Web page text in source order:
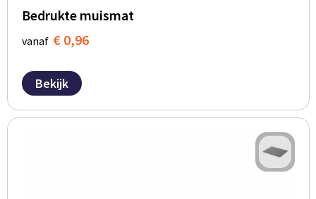
Bedrukte muismat
vanaf € 0,96
Bekijk